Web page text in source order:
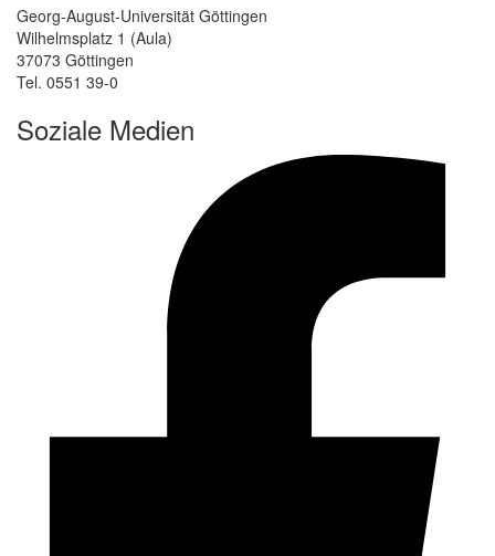
Georg-August-Universität Göttingen
Wilhelmsplatz 1 (Aula)
37073 Göttingen
Tel. 0551 39-0
Soziale Medien